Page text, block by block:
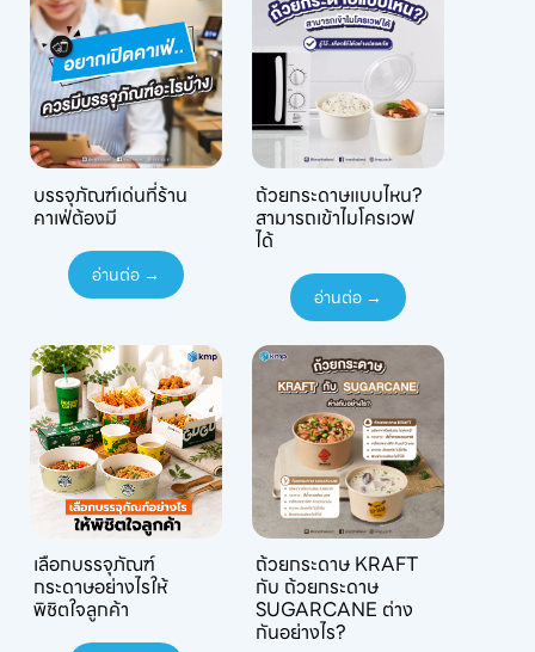
บรรจุภัณฑ์เด่นที่ร้าน
คาเฟ่ต้องมี
อ่านต่อ →
ถ้วยกระดาษแบบไหน?
สามารถเข้าไมโครเวฟ
ได้
อ่านต่อ →
เลือกบรรจุภัณฑ์
กระดาษอย่างไรให้
พิชิตใจลูกค้า
ถ้วยกระดาษ KRAFT
กับ ถ้วยกระดาษ
SUGARCANE ต่าง
กันอย่างไร?